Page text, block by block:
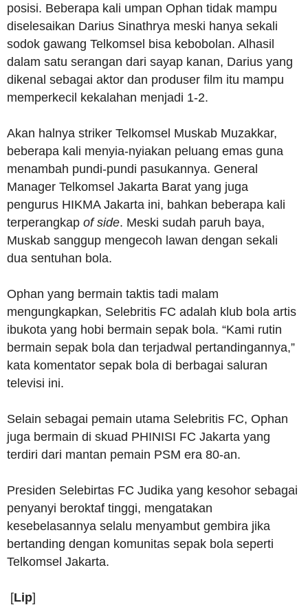
posisi. Beberapa kali umpan Ophan tidak mampu
diselesaikan Darius Sinathrya meski hanya sekali
sodok gawang Telkomsel bisa kebobolan. Alhasil
dalam satu serangan dari sayap kanan, Darius yang
dikenal sebagai aktor dan produser film itu mampu
memperkecil kekalahan menjadi 1-2.
Akan halnya striker Telkomsel Muskab Muzakkar,
beberapa kali menyia-nyiakan peluang emas guna
menambah pundi-pundi pasukannya. General
Manager Telkomsel Jakarta Barat yang juga
pengurus HIKMA Jakarta ini, bahkan beberapa kali
terperangkap of side. Meski sudah paruh baya,
Muskab sanggup mengecoh lawan dengan sekali
dua sentuhan bola.
Ophan yang bermain taktis tadi malam
mengungkapkan, Selebritis FC adalah klub bola artis
ibukota yang hobi bermain sepak bola. “Kami rutin
bermain sepak bola dan terjadwal pertandingannya,”
kata komentator sepak bola di berbagai saluran
televisi ini.
Selain sebagai pemain utama Selebritis FC, Ophan
juga bermain di skuad PHINISI FC Jakarta yang
terdiri dari mantan pemain PSM era 80-an.
Presiden Selebirtas FC Judika yang kesohor sebagai
penyanyi beroktaf tinggi, mengatakan
kesebelasannya selalu menyambut gembira jika
bertanding dengan komunitas sepak bola seperti
Telkomsel Jakarta.
[Lip]